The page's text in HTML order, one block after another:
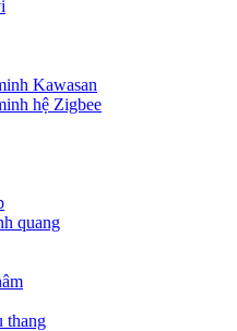
Kawasan
hệ Zigbee
quang
thang